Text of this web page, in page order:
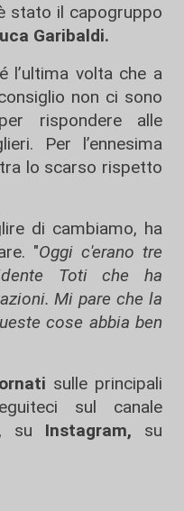
stato il capogruppo
Garibaldi.
l’ultima volta che a
non ci sono
rispondere alle
Per l’ennesima
lo scarso rispetto
di cambiamo, ha
"Oggi c'erano tre
Toti che ha
Mi pare che la
cose abbia ben
sulle principali
sul canale
su Instagram, su